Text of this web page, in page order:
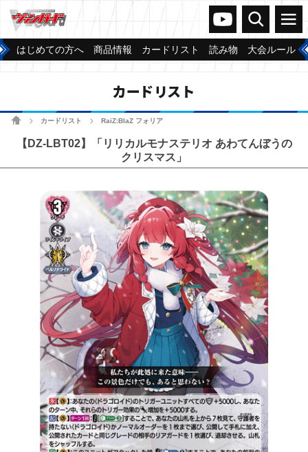
ヴァンガードch
検索 メニュー
はじめての方へ 商品情報 カードリスト 読み物 大会ルール
カードリスト
ホームカードリスト RaiZ:BlaZ フォリア
【DZ-LBT02】「リリカルモナステリオ あわてんぼうの
クリスマス」